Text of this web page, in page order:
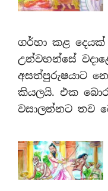
ගර්හා කළ
උන්වහන්සේ
අසත්පුරුෂයාට
කියලයි. එක
වසාලන්නට තව